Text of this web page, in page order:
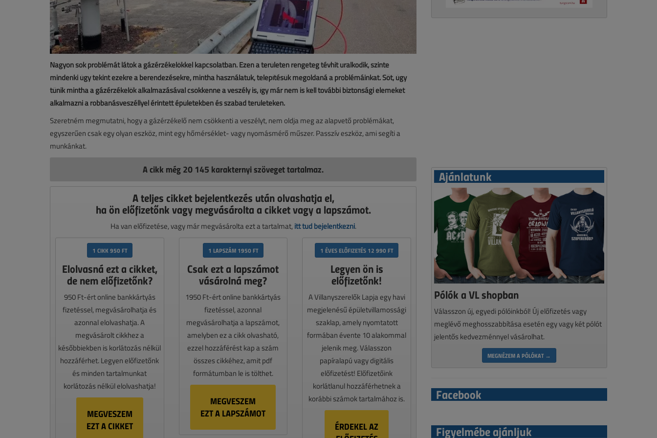
Nagyon sok problémát látok a gázérzékelőkkel kapcsolatban. Ezen a területen rengeteg tévhit uralkodik, szinte
mindenki úgy tekint ezekre a berendezésekre, mintha használatuk, telepítésük megoldaná a problémáinkat. Sőt, úgy
tűnik mintha a gázérzékelők alkalmazásával csökkenne a veszély is, így már nem is kell további biztonsági elemeket
alkalmazni a robbanásveszéllyel érintett épületekben és szabad területeken.
Szeretném megmutatni, hogy a gázérzékelő nem csökkenti a veszélyt, nem oldja meg az alapvető problémákat,
egyszerűen csak egy olyan eszköz, mint egy hőmérséklet- vagy nyomásmérő műszer. Passzív eszköz, ami segíti a
munkánkat.
A cikk még 20 145 karakternyi szöveget tartalmaz.
A teljes cikket bejelentkezés után olvashatja el,
ha ön előfizetőnk vagy megvásárolta a cikket vagy a lapszámot.
Ha van előfizetése, vagy már megvásárolta ezt a tartalmat, itt tud bejelentkezni.
1 CIKK 950 FT
Elolvasná ezt a cikket,
de nem előfizetőnk?
950 Ft-ért online bankkártyás
fizetéssel, megvásárolhatja és
azonnal elolvashatja. A
megvásárolt cikkhez a
későbbiekben is korlátozás nélkül
hozzáférhet. Legyen előfizetőnk
és minden tartalmunkat
korlátozás nélkül elolvashatja!
MEGVESZEM
EZT A CIKKET
1 LAPSZÁM 1950 FT
Csak ezt a lapszámot
vásárolná meg?
1950 Ft-ért online bankkártyás
fizetéssel, azonnal
megvásárolhatja a lapszámot,
amelyben ez a cikk olvasható,
ezzel hozzáférést kap a szám
összes cikkéhez, amit pdf
formátumban le is tölthet.
MEGVESZEM
EZT A LAPSZÁMOT
1 ÉVES ELŐFIZETÉS 12 990 FT
Legyen ön is
előfizetőnk!
A Villanyszerelők Lapja egy havi
megjelenésű épületvillamossági
szaklap, amely nyomtatott
formában évente 10 alakommal
jelenik meg. Válasszon
papíralapú vagy digitális
előfizetést! Előfizetőink
korlátlanul hozzáférhetnek a
korábbi számok tartalmához is.
ÉRDEKEL AZ
Ajánlatunk
Pólók a VL shopban
Válasszon új, egyedi pólóinkból! Új előfizetés vagy
meglévő meghosszabbítása esetén egy vagy két pólót
jelentős kedvezménnyel vásárolhat.
MEGNÉZEM A PÓLÓKAT →
Facebook
Figyelmébe ajánljuk